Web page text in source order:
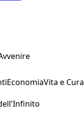
EconomiaVita e Cura